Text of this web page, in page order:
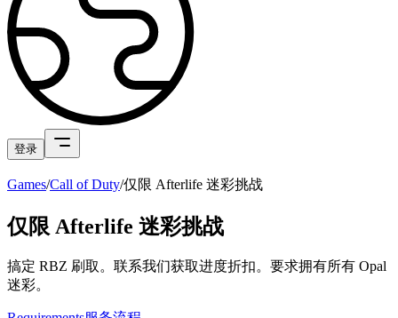
登录
Games/Call of Duty/仅限 Afterlife 迷彩挑战
仅限 Afterlife 迷彩挑战
搞定 RBZ 刷取。联系我们获取进度折扣。要求拥有所有 Opal
迷彩。